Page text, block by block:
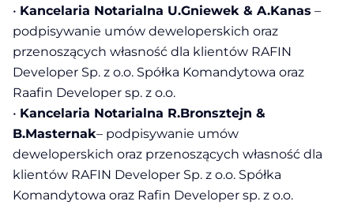
• Kancelaria Notarialna U.Gniewek & A.Kanas –
podpisywanie umów deweloperskich oraz
przenoszących własność dla klientów RAFIN
Developer Sp. z o.o. Spółka Komandytowa oraz
Raafin Developer sp. z o.o.
• Kancelaria Notarialna R.Bronsztejn &
B.Masternak– podpisywanie umów
deweloperskich oraz przenoszących własność dla
klientów RAFIN Developer Sp. z o.o. Spółka
Komandytowa oraz Rafin Developer sp. z o.o.